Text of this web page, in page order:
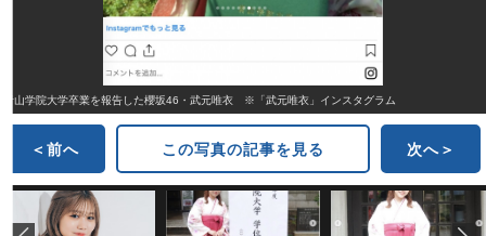
青山学院大学卒業を報告した櫻坂46・武元唯衣 ※「武元唯衣」インスタグラム
＜前へ この写真の記事を見る 次へ＞